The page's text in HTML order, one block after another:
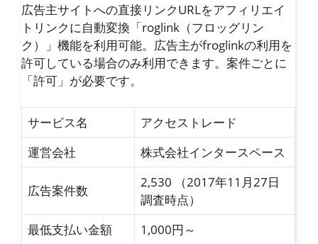
広告主サイトへの直接リンクURLをアフィリエイ
トリンクに自動変換「roglink（フロッグリン
ク）」機能を利用可能。広告主がfroglinkの利用を
許可している場合のみ利用できます。案件ごとに
「許可」が必要です。
サービス名
アクセストレード
運営会社
株式会社インタースペース
広告案件数
2,530 （2017年11月27日
調査時点）
最低支払い金額
1,000円～